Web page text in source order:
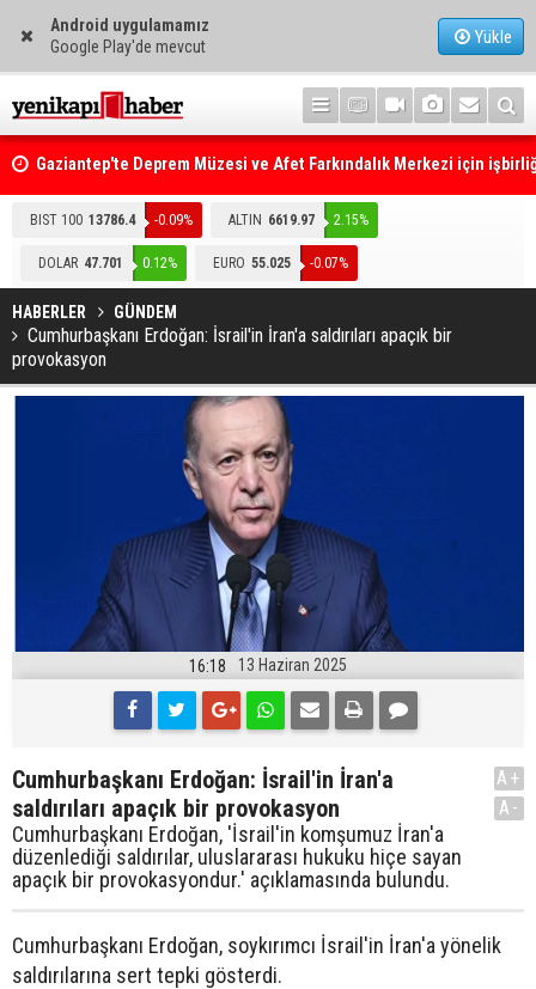
Android uygulamamız
Google Play'de mevcut
Yükle
Gaziantep'te Deprem Müzesi ve Afet Farkındalık Merkezi için
protokolü imzalandı
Resmi Gazete'de Bugün
BIST 100 13786.4 -0.09% ALTIN 6619.97 2.15%
DOLAR 47.701 0.12% EURO 55.025 -0.07%
HABERLER GÜNDEM
Cumhurbaşkanı Erdoğan: İsrail'in İran'a saldırıları apaçık bir
provokasyon
16:18 13 Haziran 2025
Cumhurbaşkanı Erdoğan: İsrail'in İran'a
saldırıları apaçık bir provokasyon
Cumhurbaşkanı Erdoğan, 'İsrail'in komşumuz İran'a
düzenlediği saldırılar, uluslararası hukuku hiçe sayan
apaçık bir provokasyondur.' açıklamasında bulundu.
A+
A-
Cumhurbaşkanı Erdoğan, soykırımcı İsrail'in İran'a yönelik
saldırılarına sert tepki gösterdi.